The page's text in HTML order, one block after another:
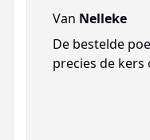
Van Nelleke
De bestelde
precies de